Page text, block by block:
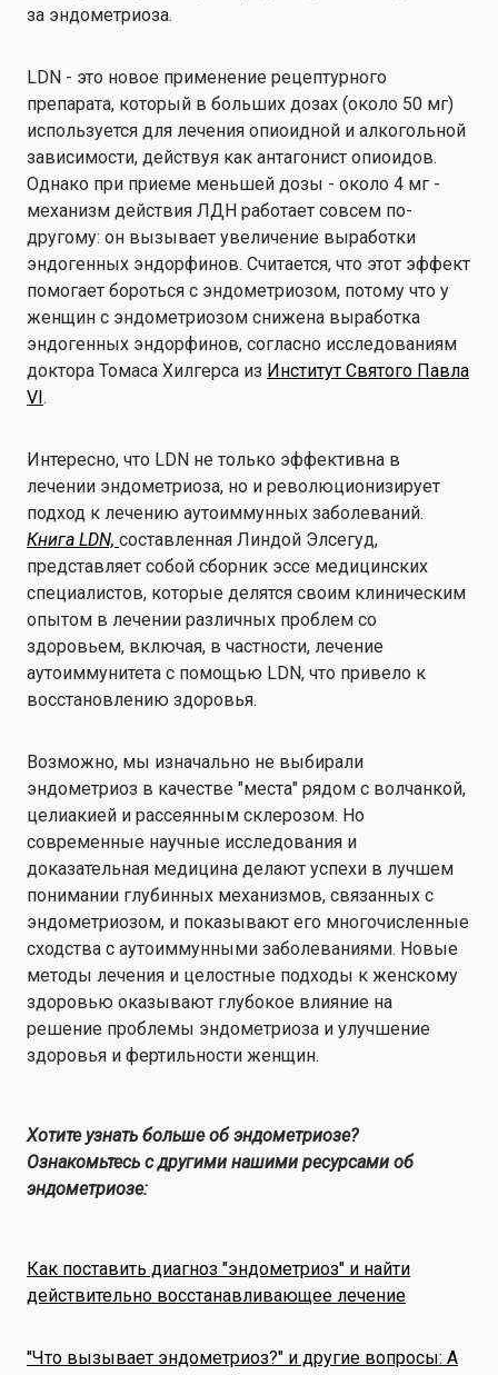
за эндометриоза.
LDN - это новое применение рецептурного
препарата, который в больших дозах (около 50 мг)
используется для лечения опиоидной и алкогольной
зависимости, действуя как антагонист опиоидов.
Однако при приеме меньшей дозы - около 4 мг -
механизм действия ЛДН работает совсем по-
другому: он вызывает увеличение выработки
эндогенных эндорфинов. Считается, что этот эффект
помогает бороться с эндометриозом, потому что у
женщин с эндометриозом снижена выработка
эндогенных эндорфинов, согласно исследованиям
доктора Томаса Хилгерса из Институт Святого Павла
VI.
Интересно, что LDN не только эффективна в
лечении эндометриоза, но и революционизирует
подход к лечению аутоиммунных заболеваний.
Книга LDN, составленная Линдой Элсегуд,
представляет собой сборник эссе медицинских
специалистов, которые делятся своим клиническим
опытом в лечении различных проблем со
здоровьем, включая, в частности, лечение
аутоиммунитета с помощью LDN, что привело к
восстановлению здоровья.
Возможно, мы изначально не выбирали
эндометриоз в качестве "места" рядом с волчанкой,
целиакией и рассеянным склерозом. Но
современные научные исследования и
доказательная медицина делают успехи в лучшем
понимании глубинных механизмов, связанных с
эндометриозом, и показывают его многочисленные
сходства с аутоиммунными заболеваниями. Новые
методы лечения и целостные подходы к женскому
здоровью оказывают глубокое влияние на
решение проблемы эндометриоза и улучшение
здоровья и фертильности женщин.
Хотите узнать больше об эндометриозе?
Ознакомьтесь с другими нашими ресурсами об
эндометриозе:
Как поставить диагноз "эндометриоз" и найти
действительно восстанавливающее лечение
"Что вызывает эндометриоз?" и другие вопросы: A